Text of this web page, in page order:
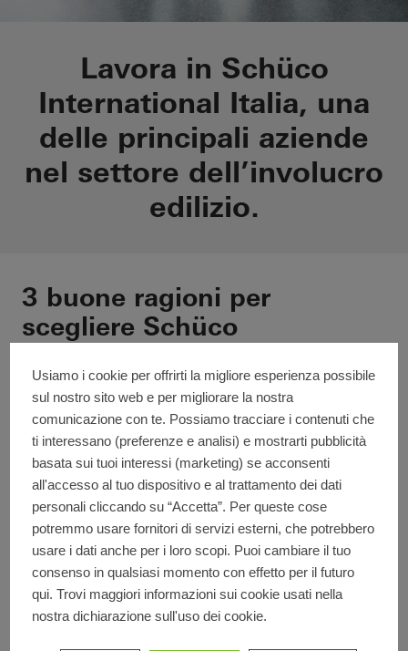
Opportunità
Lavora in Schüco
International Italia, una
delle principali aziende
nel settore dell’involucro
edilizio.
3 buone ragioni per
scegliere Schüco
dovrebbe essere l'azienda giusta per te,
ecco tre buoni motivi per scegliere di
lavorare con noi:
Entrerai a far parte di una
realtà leader nel settore
dell'involucro edilizio.
Indipendentemente dall'area per la
quale ti candiderai, Schüco Italia è
Usiamo i cookie per offrirti la migliore esperienza possibile
sul nostro sito web e per migliorare la nostra
comunicazione con te. Possiamo tracciare i contenuti che
ti interessano (preferenze e analisi) e mostrarti pubblicità
basata sui tuoi interessi (marketing) se acconsenti
all'accesso al tuo dispositivo e al trattamento dei dati
personali cliccando su “Accetta”. Per queste cose
potremmo usare fornitori di servizi esterni, che potrebbero
usare i dati anche per i loro scopi. Puoi cambiare il tuo
consenso in qualsiasi momento con effetto per il futuro
qui. Trovi maggiori informazioni sui cookie usati nella
nostra dichiarazione sull'uso dei cookie.